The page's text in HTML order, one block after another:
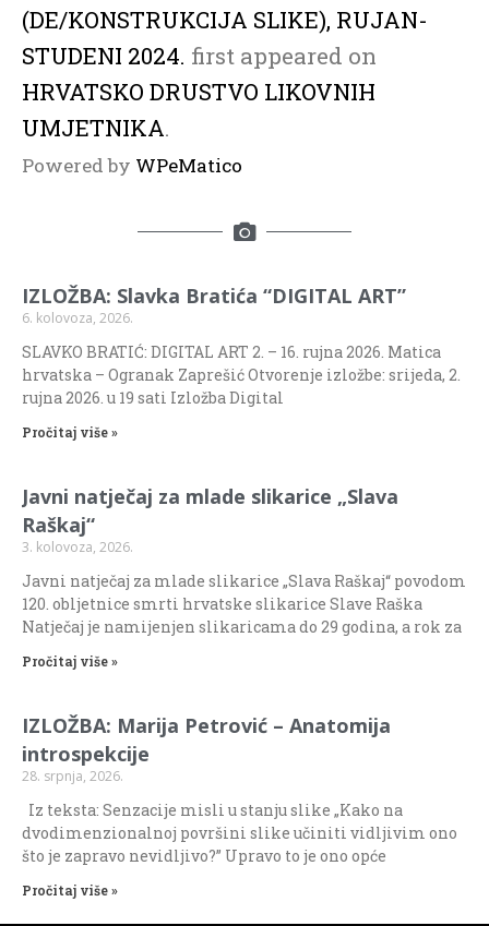
(DE/KONSTRUKCIJA SLIKE), RUJAN-
STUDENI 2024. first appeared on
HRVATSKO DRUSTVO LIKOVNIH
UMJETNIKA.
Powered by WPeMatico
IZLOŽBA: Slavka Bratića “DIGITAL ART”
6. kolovoza, 2026.
SLAVKO BRATIĆ: DIGITAL ART 2. – 16. rujna 2026. Matica
hrvatska – Ogranak Zaprešić Otvorenje izložbe: srijeda, 2.
rujna 2026. u 19 sati Izložba Digital
Pročitaj više »
Javni natječaj za mlade slikarice „Slava
Raškaj“
3. kolovoza, 2026.
Javni natječaj za mlade slikarice „Slava Raškaj“ povodom
120. obljetnice smrti hrvatske slikarice Slave Raška
Natječaj je namijenjen slikaricama do 29 godina, a rok za
Pročitaj više »
IZLOŽBA: Marija Petrović – Anatomija
introspekcije
28. srpnja, 2026.
Iz teksta: Senzacije misli u stanju slike „Kako na
dvodimenzionalnoj površini slike učiniti vidljivim ono
što je zapravo nevidljivo?” Upravo to je ono opće
Pročitaj više »